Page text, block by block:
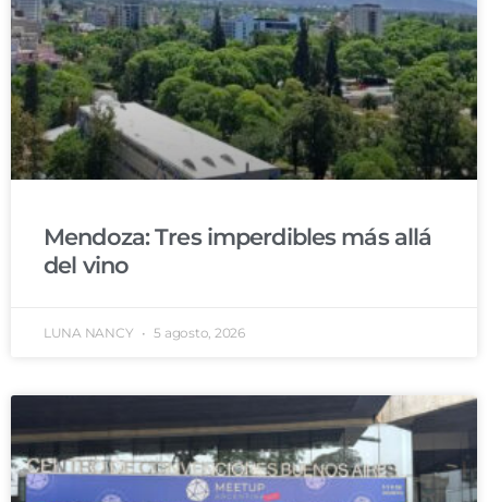
Mendoza: Tres imperdibles más allá
del vino
LUNA NANCY 5 agosto, 2026